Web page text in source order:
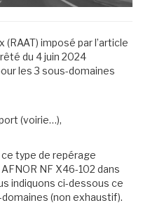
imposé par l’article
du 4 juin 2024
les 3 sous-domaines
(voirie…),
type de repérage
NF X46-102 dans
indiquons ci-dessous ce
(non exhaustif).